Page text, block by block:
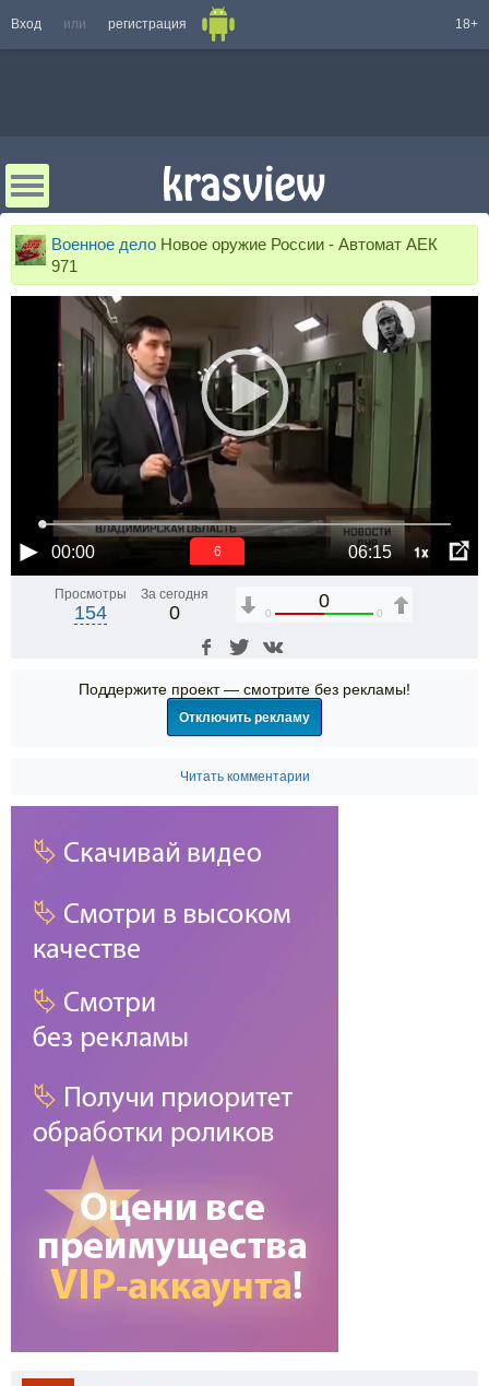
Вход или регистрация 18+
Военное дело Новое оружие России - Автомат АЕК
971
00:00 06:15 1x
6
Просмотры
154
За сегодня
0
0
0 0
Поддержите проект — смотрите без рекламы!
Отключить рекламу
Читать комментарии